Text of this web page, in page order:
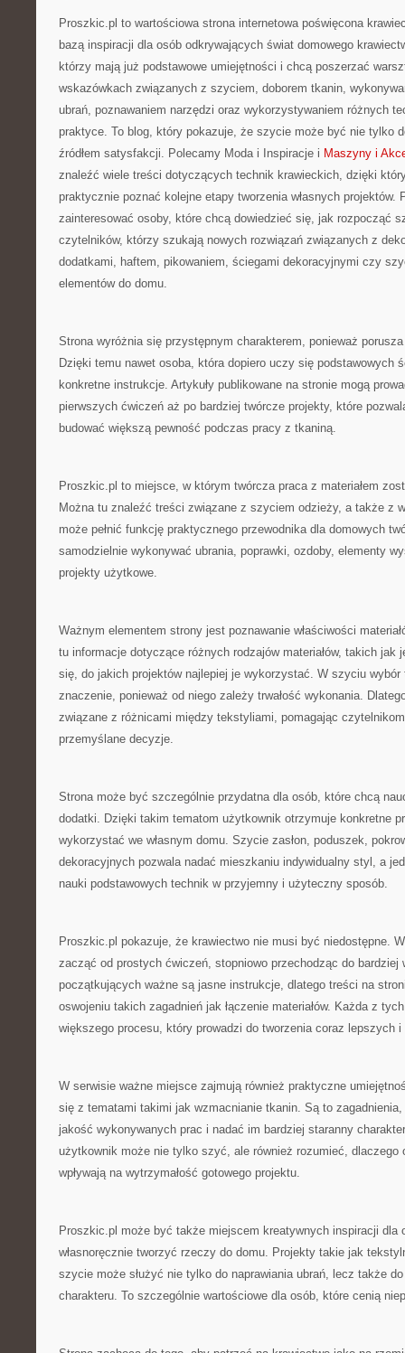
Proszkic.pl to wartościowa strona internetowa poświęcona
bazą inspiracji dla osób odkrywających świat domowego
którzy mają już podstawowe umiejętności i chcą poszerzać
wskazówkach związanych z szyciem, doborem tkanin,
ubrań, poznawaniem narzędzi oraz wykorzystywaniem różnych
praktyce. To blog, który pokazuje, że szycie może być nie tylko
źródłem satysfakcji. Polecamy Moda i Inspiracje i Maszyny i
znaleźć wiele treści dotyczących technik krawieckich, dzięki
praktycznie poznać kolejne etapy tworzenia własnych projektów.
zainteresować osoby, które chcą dowiedzieć się, jak rozpocząć
czytelników, którzy szukają nowych rozwiązań związanych z
dodatkami, haftem, pikowaniem, ściegami dekoracyjnymi czy
elementów do domu.
Strona wyróżnia się przystępnym charakterem, ponieważ
Dzięki temu nawet osoba, która dopiero uczy się podstawowych
konkretne instrukcje. Artykuły publikowane na stronie mogą
pierwszych ćwiczeń aż po bardziej twórcze projekty, które
budować większą pewność podczas pracy z tkaniną.
Proszkic.pl to miejsce, w którym twórcza praca z materiałem
Można tu znaleźć treści związane z szyciem odzieży, a także z
może pełnić funkcję praktycznego przewodnika dla domowych
samodzielnie wykonywać ubrania, poprawki, ozdoby, elementy
projekty użytkowe.
Ważnym elementem strony jest poznawanie właściwości
tu informacje dotyczące różnych rodzajów materiałów, takich jak
się, do jakich projektów najlepiej je wykorzystać. W szyciu wybór
znaczenie, ponieważ od niego zależy trwałość wykonania.
związane z różnicami między tekstyliami, pomagając
przemyślane decyzje.
Strona może być szczególnie przydatna dla osób, które chcą
dodatki. Dzięki takim tematom użytkownik otrzymuje konkretne
wykorzystać we własnym domu. Szycie zasłon, poduszek,
dekoracyjnych pozwala nadać mieszkaniu indywidualny styl, a
nauki podstawowych technik w przyjemny i użyteczny sposób.
Proszkic.pl pokazuje, że krawiectwo nie musi być niedostępne.
zacząć od prostych ćwiczeń, stopniowo przechodząc do bardziej
początkujących ważne są jasne instrukcje, dlatego treści na
oswojeniu takich zagadnień jak łączenie materiałów. Każda z
większego procesu, który prowadzi do tworzenia coraz lepszych i
W serwisie ważne miejsce zajmują również praktyczne
się z tematami takimi jak wzmacnianie tkanin. Są to
jakość wykonywanych prac i nadać im bardziej staranny
użytkownik może nie tylko szyć, ale również rozumieć, dlaczego
wpływają na wytrzymałość gotowego projektu.
Proszkic.pl może być także miejscem kreatywnych inspiracji dla
własnoręcznie tworzyć rzeczy do domu. Projekty takie jak
szycie może służyć nie tylko do naprawiania ubrań, lecz także
charakteru. To szczególnie wartościowe dla osób, które cenią